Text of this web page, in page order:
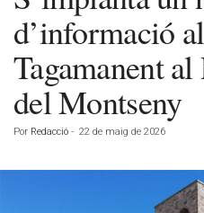
d’informació
Tagamanent
del Montseny
Por Redacció - 22 de maig de 2026